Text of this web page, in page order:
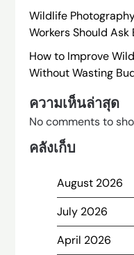
Wildlife
Workers Should
How to Improve
Without Wasting
ความเห็นล่าสุด
No comments to
คลังเก็บ
August 2026
July 2026
April 2026